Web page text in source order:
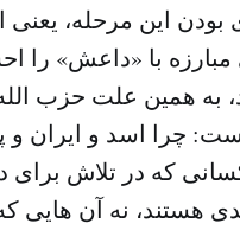
این مرحله، یعنی
مبارزه با «داعش» را
به همین علت حزب
چرا اسد و ایران
که در تلاش
هستند، نه آن هایی